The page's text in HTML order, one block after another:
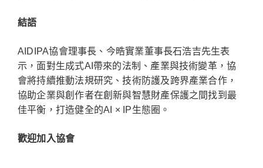
結語
AIDIPA協會理事長、今晧實業董事長石浩吉先生表
示，面對生成式AI帶來的法制、產業與技術變革，協
會將持續推動法規研究、技術防護及跨界產業合作，
協助企業與創作者在創新與智慧財產保護之間找到最
佳平衡，打造健全的AI × IP生態圈。
歡迎加入協會